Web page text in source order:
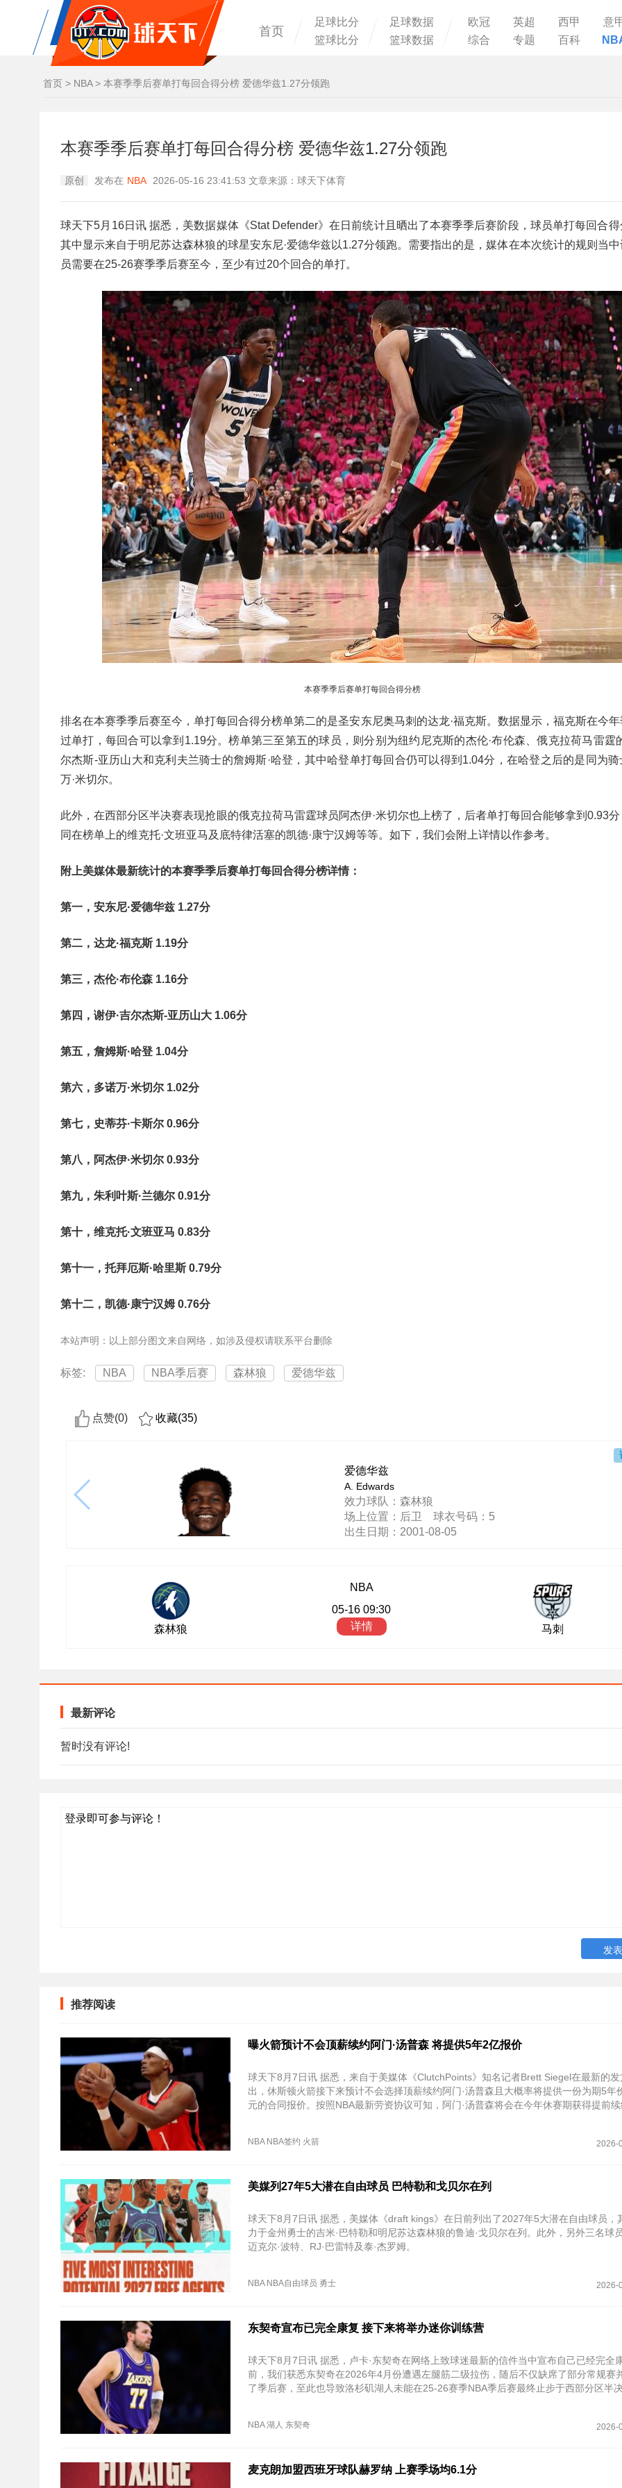
首页
足球比分
篮球比分
足球数据
篮球数据
欧冠 英超 西甲
意
综合
专题 百科
首页 > NBA> 本赛季季后赛单打每回合得分榜 爱德华兹1.27分领跑
本赛季季后赛单打每回合得分榜 爱德华兹1.27分领跑
原创 发布在 NBA 2026-05-16 23:41:53 文章来源：球天下体育
球天下5月16日讯 据悉，美数据媒体《Stat Defender》在日前统计且晒出了本赛季季后赛阶段，球员单打每回合
其中显示来自于明尼苏达森林狼的球星安东尼·爱德华兹以1.27分领跑。需要指出的是，媒体在本次统计的规则当
员需要在25-26赛季季后赛至今，至少有过20个回合的单打。
本赛季季后赛单打每回合得分榜
排名在本赛季季后赛至今，单打每回合得分榜单第二的是圣安东尼奥马刺的达龙·福克斯。数据显示，福克斯在今
过单打，每回合可以拿到1.19分。榜单第三至第五的球员，则分别为纽约尼克斯的杰伦·布伦森、俄克拉荷马雷霆
尔杰斯-亚历山大和克利夫兰骑士的詹姆斯·哈登，其中哈登单打每回合仍可以得到1.04分，在哈登之后的是同为
万·米切尔。
此外，在西部分区半决赛表现抢眼的俄克拉荷马雷霆球员阿杰伊·米切尔也上榜了，后者单打每回合能够拿到0.93
同在榜单上的维克托·文班亚马及底特律活塞的凯德·康宁汉姆等等。如下，我们会附上详情以作参考。
附上美媒体最新统计的本赛季季后赛单打每回合得分榜详情：
第一，安东尼·爱德华兹 1.27分
第二，达龙·福克斯 1.19分
第三，杰伦·布伦森 1.16分
第四，谢伊·吉尔杰斯-亚历山大 1.06分
第五，詹姆斯·哈登 1.04分
第六，多诺万·米切尔 1.02分
第七，史蒂芬·卡斯尔 0.96分
第八，阿杰伊·米切尔 0.93分
第九，朱利叶斯·兰德尔 0.91分
第十，维克托·文班亚马 0.83分
第十一，托拜厄斯·哈里斯 0.79分
第十二，凯德·康宁汉姆 0.76分
本站声明：以上部分图文来自网络，如涉及侵权请联系平台删除
标签: NBA NBA季后赛 森林狼 爱德华兹
点赞(0) 收藏(35)
爱德华兹
A. Edwards
效力球队：森林狼
场上位置：后卫 球衣号码：5
出生日期：2001-08-05
森林狼
NBA
05-16 09:30
详情
马刺
最新评论
暂时没有评论!
登录即可参与评论！
推荐阅读
曝火箭预计不会顶薪续约阿门·汤普森 将提供5年2亿报价
球天下8月7日讯 据悉，来自于美媒体《ClutchPoints》知名记者Brett Siegel在最新的
出，休斯顿火箭接下来预计不会选择顶薪续约阿门·汤普森且大概率将提供一份为期5年
元的合同报价。按照NBA最新劳资协议可知，阿门·汤普森将会在今年休赛期获得提前
NBA NBA签约 火箭 2026-
美媒列27年5大潜在自由球员 巴特勒和戈贝尔在列
球天下8月7日讯 据悉，美媒体《draft kings》在日前列出了2027年5大潜在自由球员，
力于金州勇士的吉米·巴特勒和明尼苏达森林狼的鲁迪·戈贝尔在列。此外，另外三名球
迈克尔·波特、RJ·巴雷特及泰·杰罗姆。
NBA NBA自由球员 勇士 2026-
东契奇宣布已完全康复 接下来将举办迷你训练营
球天下8月7日讯 据悉，卢卡·东契奇在网络上致球迷最新的信件当中宣布自己已经完全
前，我们获悉东契奇在2026年4月份遭遇左腿筋二级拉伤，随后不仅缺席了部分常规赛
了季后赛，至此也导致洛杉矶湖人未能在25-26赛季NBA季后赛最终止步于西部分区半
NBA 湖人 东契奇 2026-
麦克朗加盟西班牙球队赫罗纳 上赛季场均6.1分